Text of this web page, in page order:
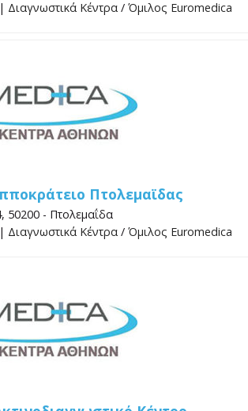
| Διαγνωστικά Κέντρα / Όμιλος Euromedica
Πτολεμαϊδας
50200 - Πτολεμαΐδα
| Διαγνωστικά Κέντρα / Όμιλος Euromedica